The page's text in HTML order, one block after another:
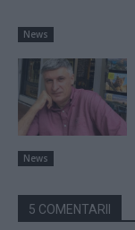
News
News
5 COMENTARII